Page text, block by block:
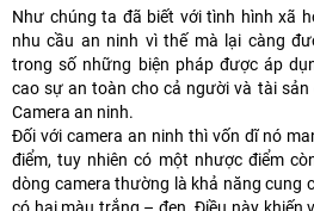
Như chúng ta đã biết với tình hình xã
nhu cầu an ninh vì thế mà lại càng
trong số những biện pháp được áp
cao sự an toàn cho cả người và tài sản
Camera an ninh.
Đối với camera an ninh thì vốn dĩ nó
điểm, tuy nhiên có một nhược điểm
dòng camera thường là khả năng cung